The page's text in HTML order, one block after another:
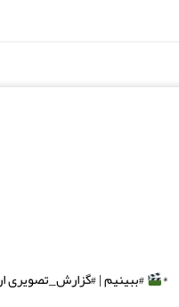
* #ببینیم | #گزارش_تصویری